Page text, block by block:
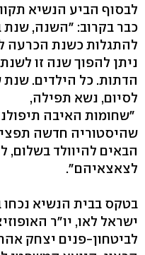
לבסוף הביע הנשיא
כבר בקרוב: "השנה, שנת
להתגלות כשנת הכרעה
ניתן להפוך שנה זו
הדתות. כל הילדים. שנת
לסיום, נשא תפילה,
"שחומות האיבה
שהיסטוריה חדשה
הבאים להיוולד בשלום,
לצאצאיהם".
בטקס בבית הנשיא
ישראל לאו, יו"ר
לביטחון-פנים יצחק